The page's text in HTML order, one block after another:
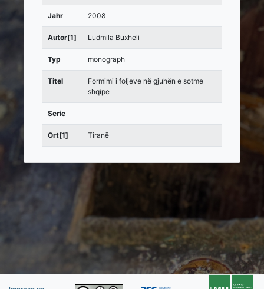
Jahr 2008
Autor[1] Ludmila Buxheli
Typ monograph
Titel
Formimi i foljeve në gjuhën e sotme
shqipe
Serie
Ort[1] Tiranë